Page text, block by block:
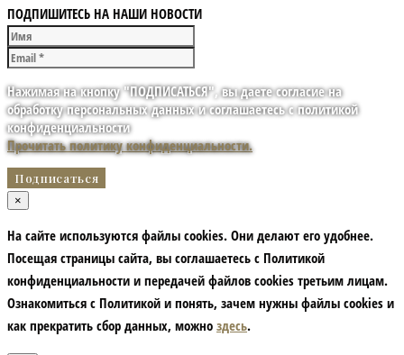
ПОДПИШИТЕСЬ НА НАШИ НОВОСТИ
Нажимая на кнопку "ПОДПИСАТЬСЯ", вы даете согласие на
обработку персональных данных и соглашаетесь с политикой
конфиденциальности
Прочитать политику конфиденциальности.
×
На сайте используются файлы cookies. Они делают его удобнее.
Посещая страницы сайта, вы соглашаетесь с Политикой
конфиденциальности и передачей файлов cookies третьим лицам.
Ознакомиться с Политикой и понять, зачем нужны файлы сookies и
как прекратить сбор данных, можно здесь.